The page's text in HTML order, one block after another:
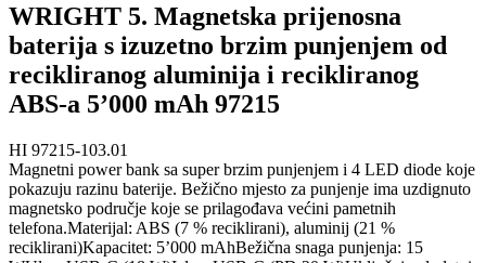
WRIGHT 5. Magnetska prijenosna
baterija s izuzetno brzim punjenjem od
recikliranog aluminija i recikliranog
ABS-a 5’000 mAh 97215
HI 97215-103.01
Magnetni power bank sa super brzim punjenjem i 4 LED diode koje
pokazuju razinu baterije. Bežično mjesto za punjenje ima uzdignuto
magnetsko područje koje se prilagođava većini pametnih
telefona.Materijal: ABS (7 % reciklirani), aluminij (21 %
reciklirani)Kapacitet: 5’000 mAhBežična snaga punjenja: 15